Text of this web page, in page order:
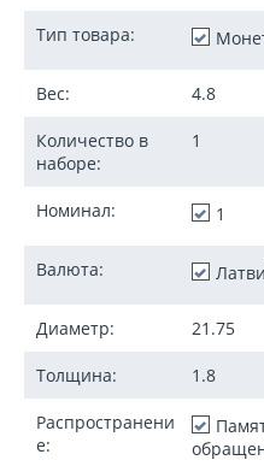
Тип товара:
Вес: 4.8
Количество в
наборе:
1
Номинал: 1
Валюта:
Диаметр: 21.75
Толщина: 1.8
Распространени
е: